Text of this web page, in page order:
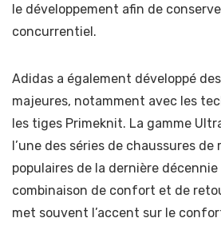
le développement afin de
concurrentiel.
Adidas a également développé
majeures, notamment avec les
les tiges Primeknit. La gamme
l’une des séries de chaussures
populaires de la dernière décennie
combinaison de confort et de
met souvent l’accent sur le